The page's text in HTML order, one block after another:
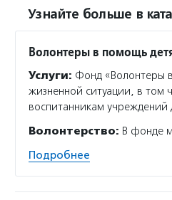
Узнайте больше в
Волонтеры в помощь
Услуги: Фонд «Волонтеры
жизненной ситуации, в том
воспитанникам учреждений
Волонтерство: В фонде
Подробнее